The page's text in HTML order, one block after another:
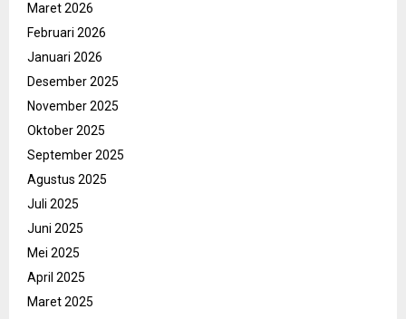
Maret 2026
Februari 2026
Januari 2026
Desember 2025
November 2025
Oktober 2025
September 2025
Agustus 2025
Juli 2025
Juni 2025
Mei 2025
April 2025
Maret 2025